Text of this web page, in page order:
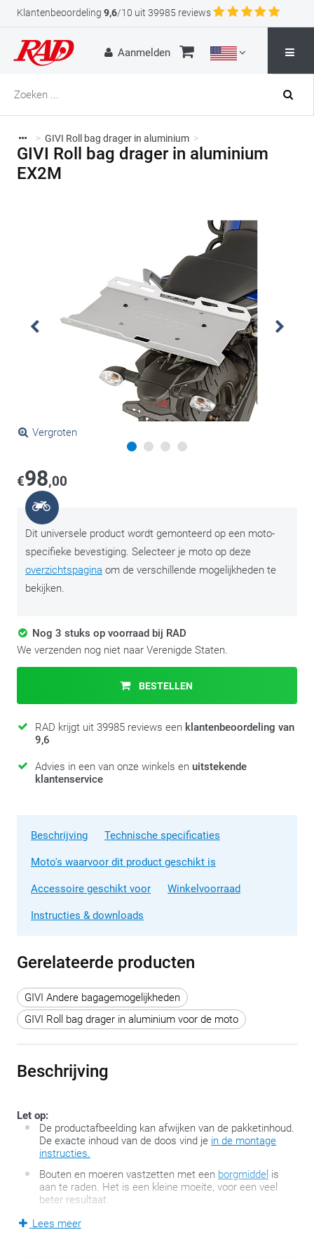
Klantenbeoordeling 9,6/10 uit 39985 reviews
Aanmelden
> GIVI Roll bag drager in aluminium >
GIVI Roll bag drager in aluminium
EX2M
Vergroten
€98,00
Dit universele product wordt gemonteerd op een moto-
specifieke bevestiging. Selecteer je moto op deze
overzichtspagina om de verschillende mogelijkheden te
bekijken.
Nog 3 stuks op voorraad bij RAD
We verzenden nog niet naar Verenigde Staten.
BESTELLEN
RAD krijgt uit 39985 reviews een klantenbeoordeling van
9,6
Advies in een van onze winkels en uitstekende
klantenservice
Beschrijving Technische specificaties
Moto's waarvoor dit product geschikt is
Accessoire geschikt voor Winkelvoorraad
Instructies & downloads
Gerelateerde producten
GIVI Andere bagagemogelijkheden
GIVI Roll bag drager in aluminium voor de moto
Beschrijving
Let op:
De productafbeelding kan afwijken van de pakketinhoud.
De exacte inhoud van de doos vind je in de montage
instructies.
Bouten en moeren vastzetten met een borgmiddel is
aan te raden. Het is een kleine moeite, voor een veel
beter resultaat.
Stel, je hebt een motor gekocht en na een tijd wil je daar
Lees meer